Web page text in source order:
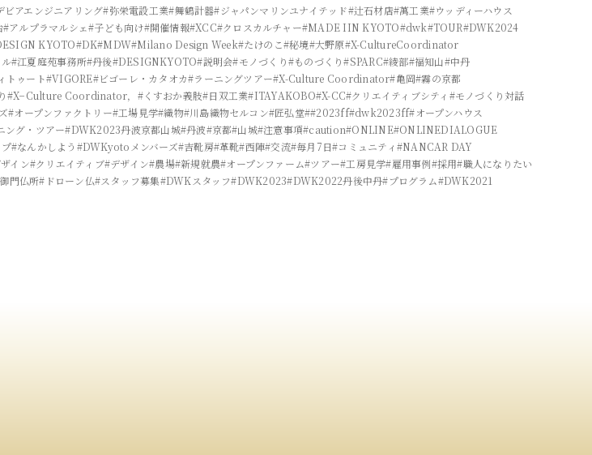
ビアエンジニアリング#弥栄電設工業#舞鶴計器#ジャパンマリンユナイテッド#辻石材店#萬工業#ウッディーハウス
#アルプラマルシェ#子ども向け#開催情報#XCC#クロスカルチャー#MADE IIN KYOTO#dwk#TOUR#DWK2024
KYOTO#DK#MDW#Milano Design Week#たけのこ#秘境#大野原#X-CultureCoordinator
#江夏庭苑事務所#丹後#DESIGNKYOTO#説明会#モノづくり#ものづくり#SPARC#綾部#福知山#中丹
トゥート#VIGORE#ビゴーレ・カタオカ#ラーニングツアー#X-Culture Coordinator#亀岡#霧の京都
#X−Culture Coordinator， #くすおか義肢#日双工業#ITAYAKOBO#X-CC#クリエイティブシティ #モノづくり対話
#オープンファクトリー#工場見学#織物#川島織物セルコン#匠弘堂##2023ff#dwk2023ff#オープンハウス
ング・ツアー#DWK2023丹波京都山城#丹波#京都#山城#注意事項#caution#ONLINE#ONLINEDIALOGUE
#なんかしよう #DWKyotoメンバーズ#吉靴房#革靴#西陣#交流#毎月7日#コミュニティ #NANCAR DAY
イン#クリエイティブ#デザイン#農場#新規就農#オープンファーム#ツアー#工房見学#雇用事例#採用#職人になりたい
門仏所#ドローン仏#スタッフ募集#DWKスタッフ#DWK2023#DWK2022丹後中丹#プログラム#DWK2021